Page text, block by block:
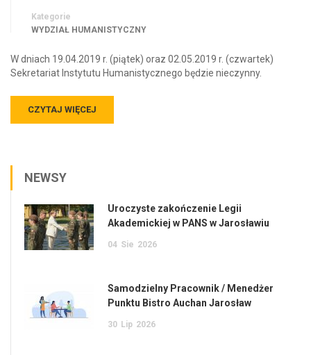
Kategorie
WYDZIAŁ HUMANISTYCZNY
W dniach 19.04.2019 r. (piątek) oraz 02.05.2019 r. (czwartek)
Sekretariat Instytutu Humanistycznego będzie nieczynny.
CZYTAJ WIĘCEJ
NEWSY
Uroczyste zakończenie Legii
Akademickiej w PANS w Jarosławiu
04 Sie 2026
Samodzielny Pracownik / Menedżer
Punktu Bistro Auchan Jarosław
30 Lip 2026